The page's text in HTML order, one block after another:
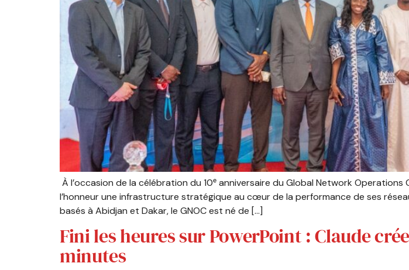
À l’occasion de la célébration du 10ᵉ anniversaire du Global Network
l’honneur une infrastructure stratégique au cœur de la performance de ses
basés à Abidjan et Dakar, le GNOC est né de […]
Fini les heures sur PowerPoint : Claude
minutes